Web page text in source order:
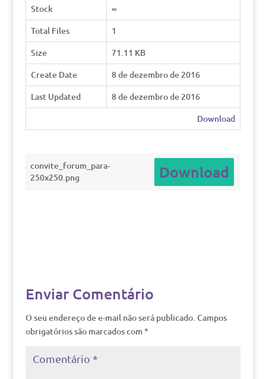
Stock
∞
Total Files
1
Size
71.11 KB
Create Date
8 de dezembro de 2016
Last Updated
8 de dezembro de 2016
Download
convite_forum_para-
250x250.png
Download
Enviar Comentário
O seu endereço de e-mail não será publicado. Campos
obrigatórios são marcados com *